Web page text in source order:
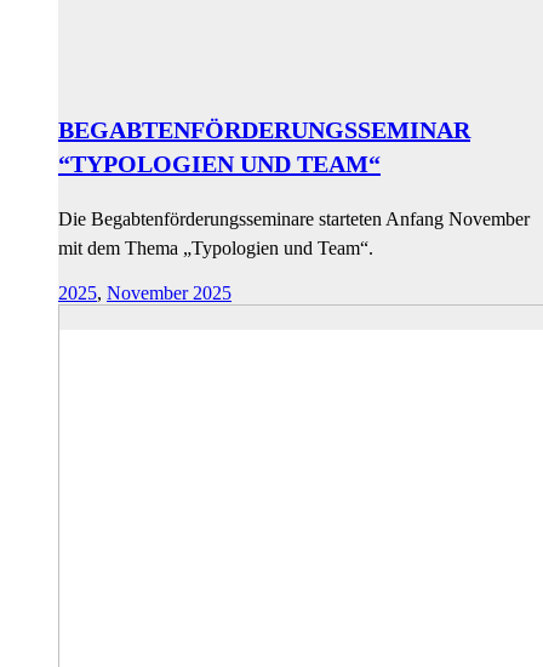
BEGABTENFÖRDERUNGSSEMINAR
“TYPOLOGIEN UND TEAM“
Die Begabtenförderungsseminare starteten Anfang November
mit dem Thema „Typologien und Team“.
2025, November 2025